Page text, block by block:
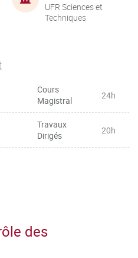
UFR Sciences et
Techniques
Cours
Magistral
24h
Travaux
Dirigés
20h
des